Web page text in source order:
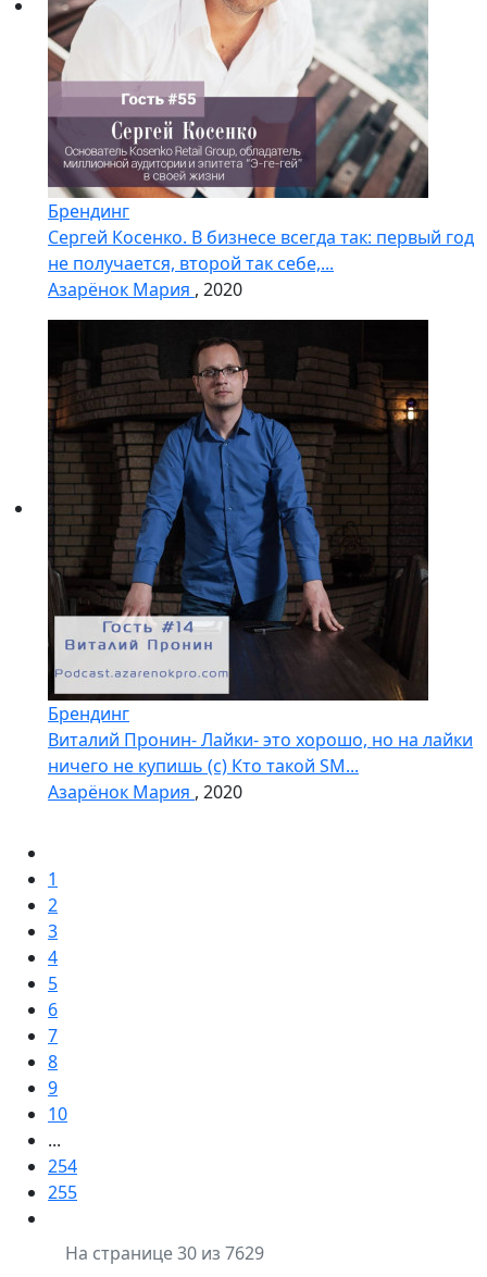
Брендинг
Сергей Косенко. В бизнесе всегда так: первый год
не получается, второй так себе,...
Азарёнок Мария , 2020
Брендинг
Виталий Пронин- Лайки- это хорошо, но на лайки
ничего не купишь (с) Кто такой SM...
Азарёнок Мария , 2020
1
2
3
4
5
6
7
8
9
10
...
254
255
На странице 30 из 7629